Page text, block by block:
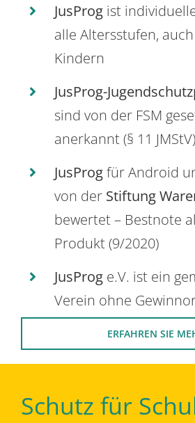
JusProg ist
alle Altersstufen,
Kindern
JusProg-
sind von der FSM
anerkannt (§ 11
JusProgfür Android
von der Stiftung
bewertet – Bestnote
Produkt (9/2020)
JusProg e.V. ist ein
Verein ohne
ERFAHREN SIE
Schutz für